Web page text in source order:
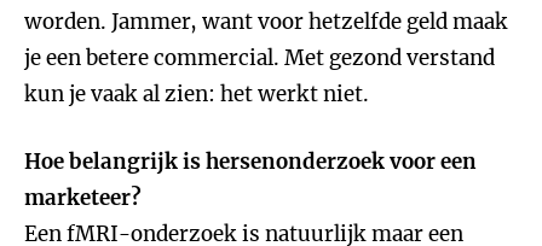
worden. Jammer, want voor hetzelfde geld maak
je een betere commercial. Met gezond verstand
kun je vaak al zien: het werkt niet.
Hoe belangrijk is hersenonderzoek voor een
marketeer?
Een fMRI-onderzoek is natuurlijk maar een